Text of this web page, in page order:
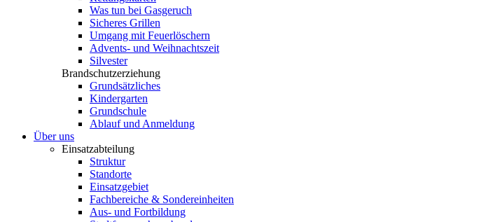
Was tun bei Gasgeruch
Sicheres Grillen
Umgang mit Feuerlöschern
Advents- und Weihnachtszeit
Silvester
Brandschutzerziehung
Grundsätzliches
Kindergarten
Grundschule
Ablauf und Anmeldung
Über uns
Einsatzabteilung
Struktur
Standorte
Einsatzgebiet
Fachbereiche & Sondereinheiten
Aus- und Fortbildung